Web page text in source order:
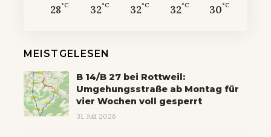
28°C 32°C 32°C 32°C 30°C
MEISTGELESEN
B 14/B 27 bei Rottweil:
Umgehungsstraße ab Montag für
vier Wochen voll gesperrt
31. Juli 2026